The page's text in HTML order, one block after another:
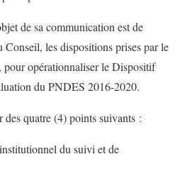
de sa communication est de
Conseil, les dispositions prises par le
opérationnaliser le Dispositif
du PNDES 2016-2020.
quatre (4) points suivants :
du suivi et de